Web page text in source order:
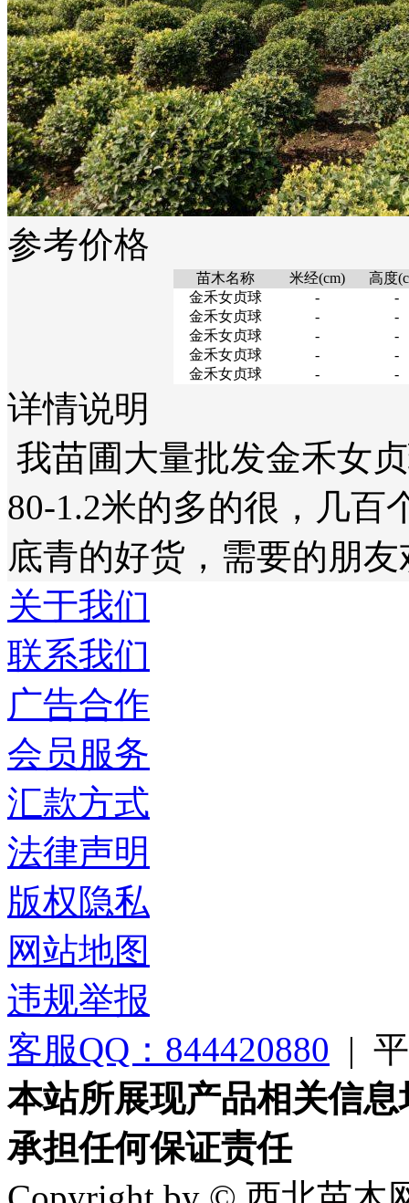
参考价格
苗木名称 米经(cm)
高度
金禾女贞球
-
-
金禾女贞球
-
-
金禾女贞球
-
-
金禾女贞球
-
-
金禾女贞球
- -
详情说明
我苗圃大量批发金禾女
80-1.2米的多的很，几百
底青的好货，需要的朋
关于我们
联系我们
广告合作
会员服务
汇款方式
法律声明
版权隐私
网站地图
违规举报
客服QQ：844420880 |
本站所展现产品相关信
承担任何保证责任